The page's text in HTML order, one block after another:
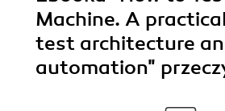
Machine. A
test architecture
automation"